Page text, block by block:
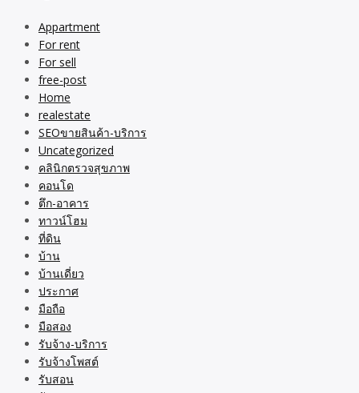
Appartment
For rent
For sell
free-post
Home
realestate
SEOขายสินค้า-บริการ
Uncategorized
คลินิกตรวจสุขภาพ
คอนโด
ตึก-อาคาร
ทาวน์โฮม
ที่ดิน
บ้าน
บ้านเดี่ยว
ประกาศ
มือถือ
มือสอง
รับจ้าง-บริการ
รับจ้างโพสต์
รับสอน